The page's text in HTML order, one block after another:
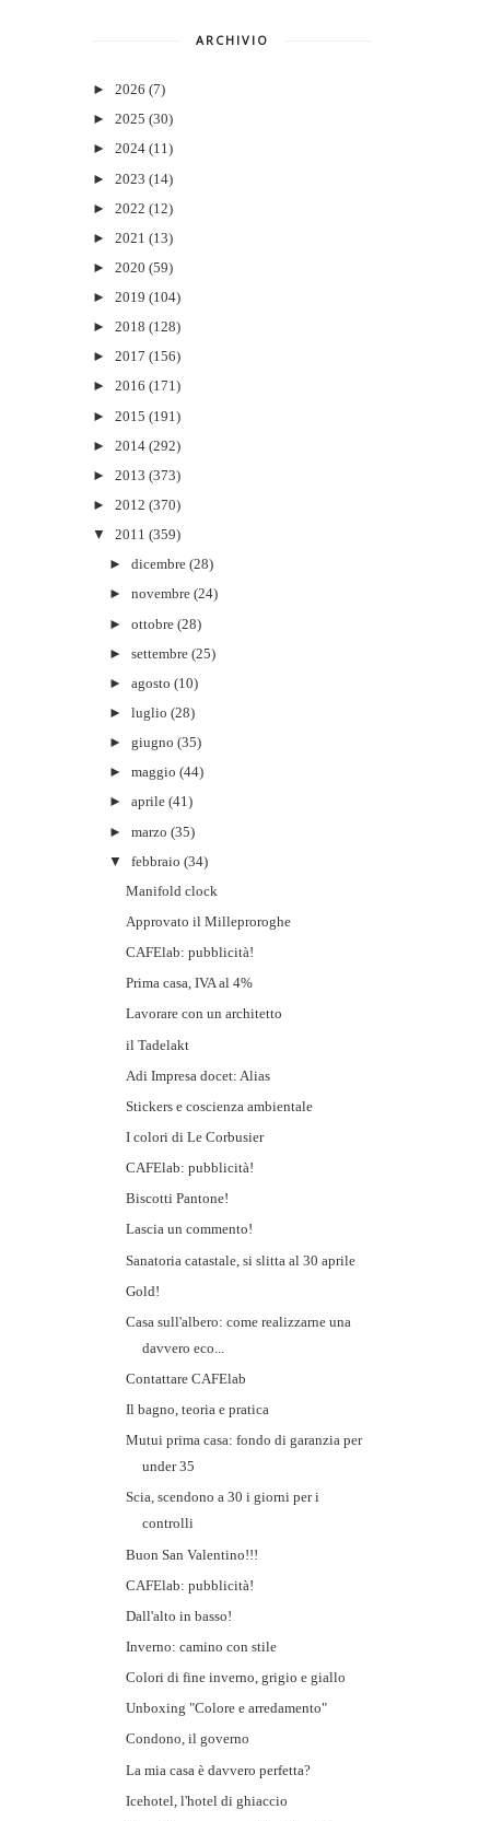
ARCHIVIO
► 2026 (7)
► 2025 (30)
► 2024 (11)
► 2023 (14)
► 2022 (12)
► 2021 (13)
► 2020 (59)
► 2019 (104)
► 2018 (128)
► 2017 (156)
► 2016 (171)
► 2015 (191)
► 2014 (292)
► 2013 (373)
► 2012 (370)
▼
2011 (359)
►dicembre (28)
►novembre (24)
►ottobre (28)
►settembre (25)
►agosto (10)
►luglio (28)
►giugno (35)
►maggio (44)
►aprile (41)
►marzo (35)
▼
febbraio (34)
Manifold clock
Approvato il Milleproroghe
CAFElab: pubblicità!
Prima casa, IVA al 4%
Lavorare con un architetto
il Tadelakt
Adi Impresa docet: Alias
Stickers e coscienza ambientale
I colori di Le Corbusier
CAFElab: pubblicità!
Biscotti Pantone!
Lascia un commento!
Sanatoria catastale, si slitta al 30 aprile
Gold!
Casa sull'albero: come realizzarne una
davvero eco...
Contattare CAFElab
Il bagno, teoria e pratica
Mutui prima casa: fondo di garanzia per
under 35
Scia, scendono a 30 i giorni per i
controlli
Buon San Valentino!!!
CAFElab: pubblicità!
Dall'alto in basso!
Inverno: camino con stile
Colori di fine inverno, grigio e giallo
Unboxing "Colore e arredamento"
Condono, il governo
La mia casa è davvero perfetta?
Icehotel, l'hotel di ghiaccio